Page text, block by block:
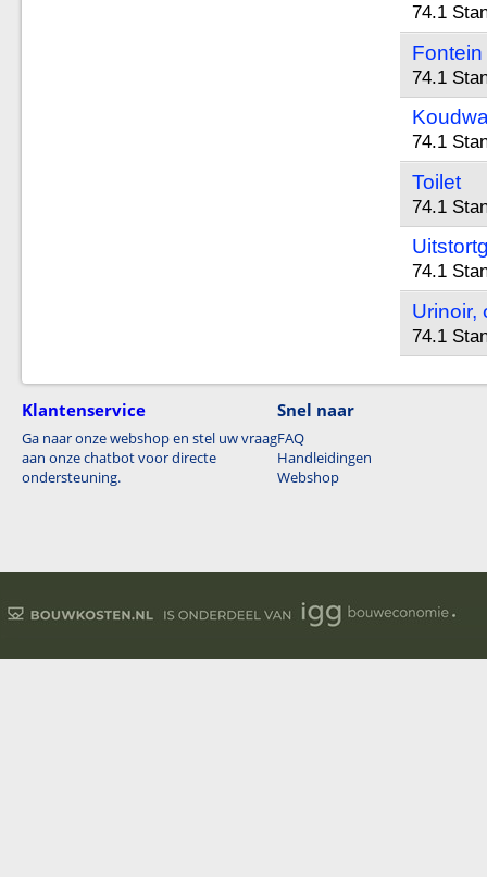
74.1
Fontein
74.1
74.1
Toilet
74.1
74.1
Urinoir,
74.1
Klantenservice
Ga naar onze webshop en stel uw vraag
aan onze chatbot voor directe
ondersteuning.
Snel naar
FAQ
Handleidingen
Webshop